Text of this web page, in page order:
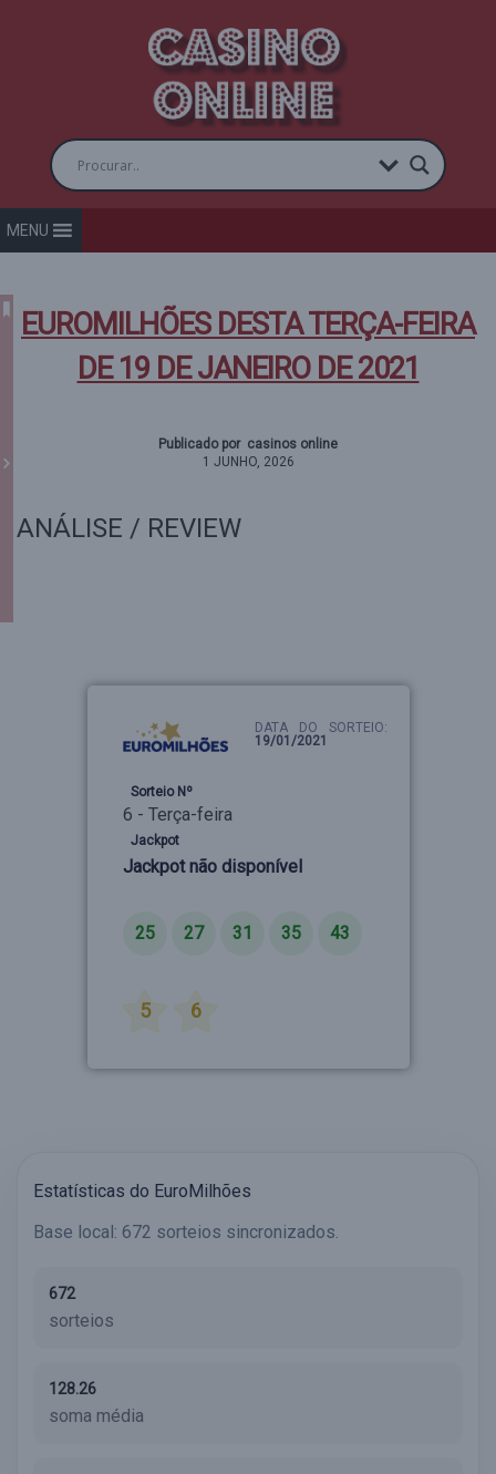
MENU
EUROMILHÕES DESTA TERÇA-FEIRA
DE 19 DE JANEIRO DE 2021
Publicado por casinos online
1 JUNHO, 2026
ANÁLISE / REVIEW
DATA DO SORTEIO:
19/01/2021
Sorteio Nº
6 - Terça-feira
Jackpot
Jackpot não disponível
25 27 31 35 43
5 6
Estatísticas do EuroMilhões
Base local: 672 sorteios sincronizados.
672
sorteios
128.26
soma média